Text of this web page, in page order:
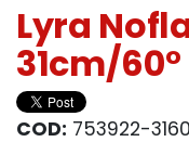
Lyra
31cm/60°
COD: 753922-3160